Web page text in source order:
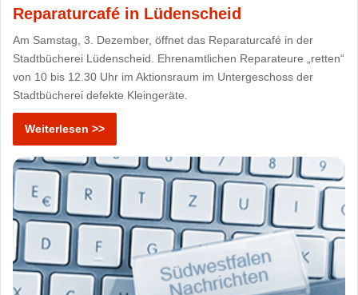
Reparaturcafé in Lüdenscheid
Am Samstag, 3. Dezember, öffnet das Reparaturcafé in der
Stadtbücherei Lüdenscheid. Ehrenamtlichen Reparateure „retten“
von 10 bis 12.30 Uhr im Aktionsraum im Untergeschoss der
Stadtbücherei defekte Kleingeräte.
Weiterlesen >>